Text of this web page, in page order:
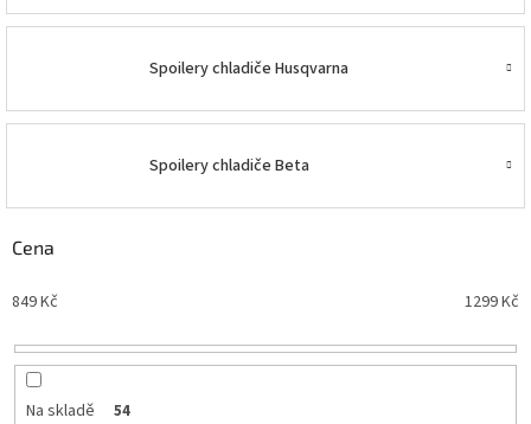
Spoilery chladiče Husqvarna
Spoilery chladiče Beta
Cena
849Kč 1299Kč
Na skladě 54